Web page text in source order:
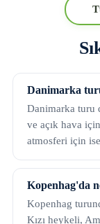
Danimarka
Danimarka turu
ve açık hava
atmosferi için
Kopenhag'da
Kopenhag
Kızı heykeli,